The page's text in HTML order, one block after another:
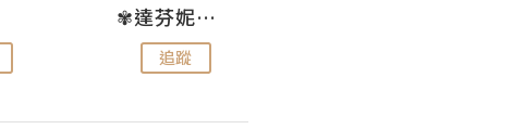
✾達芬妮•愛孩子•愛生活✾
追蹤